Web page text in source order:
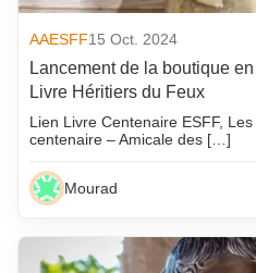
AAESFF15 Oct. 2024
Lancement de la boutique
Livre Héritiers du Feux
Lien Livre Centenaire ESFF,
centenaire – Amicale des […]
Mourad